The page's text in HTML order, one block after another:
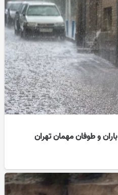
و طوفان مهمان تهران